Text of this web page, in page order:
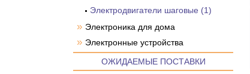
Электродвигатели шаговые (1)
» Электроника для дома
» Электронные устройства
ОЖИДАЕМЫЕ ПОСТАВКИ